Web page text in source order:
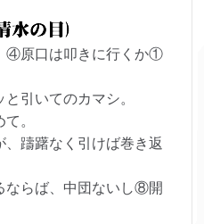
④原口は叩きに行くか①
引いてのカマシ。
。
躊躇なく引けば巻き返
らば、中団ないし⑧開